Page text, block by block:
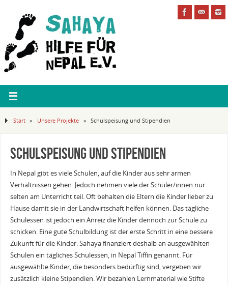
Start » Unsere Projekte » Schulspeisung und Stipendien
Schulspeisung und Stipendien
In Nepal gibt es viele Schulen, auf die Kinder aus sehr armen
Verhältnissen gehen. Jedoch nehmen viele der Schüler/innen nur
selten am Unterricht teil.Oft behalten die Eltern die Kinder lieber zu
Hause damit sie in der Landwirtschaft helfen können. Das tägliche
Schulessen ist jedoch ein Anreiz die Kinder dennoch zur Schule zu
schicken. Eine gute Schulbildung ist der erste Schritt in eine bessere
Zukunft für die Kinder.Sahaya finanziert deshalb an ausgewählten
Schulen ein tägliches Schulessen, in Nepal Tiffin genannt. Für
ausgewählte Kinder, die besonders bedürftig sind, vergeben wir
zusätzlich kleine Stipendien. Wir bezahlen Lernmaterial wie Stifte